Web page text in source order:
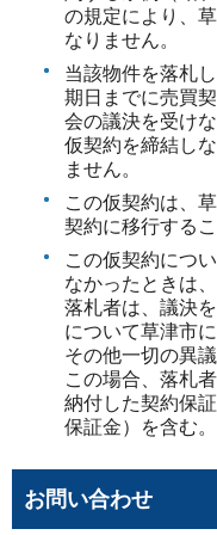
の規定により、
なりません。
当該物件を落札
期日までに売買
会の議決を受け
仮契約を締結し
ません。
この仮契約は、
契約に移行する
この仮契約につ
なかったときは
落札者は、議決
について草津市
その他一切の異
この場合、落札
納付した契約保
保証金）を含む
お問い合わせ